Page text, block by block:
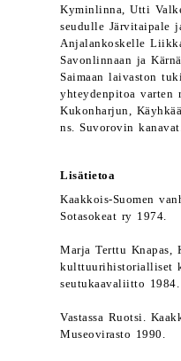
Kyminlinna, Utti
seudulle Järvitaipale
Anjalankoskelle
Savonlinnaan ja
Saimaan laivaston
yhteydenpitoa varten
Kukonharjun,
ns. Suvorovin
Lisätietoa
Kaakkois-Suomen
Sotasokeat ry 1974.
Marja Terttu Knapas,
kulttuurihistorialliset
seutukaavaliitto 1984.
Vastassa Ruotsi.
Museovirasto 1990.